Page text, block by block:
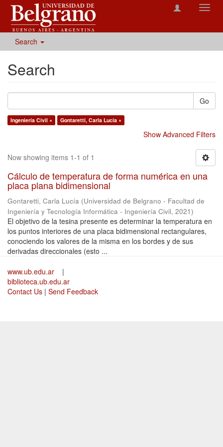
Search
Search
Go
Ingeniería Civil × Gontaretti, Carla Lucía ×
Show Advanced Filters
Now showing items 1-1 of 1
Cálculo de temperatura de forma numérica en una
placa plana bidimensional
Gontaretti, Carla Lucía (Universidad de Belgrano - Facultad de
Ingeniería y Tecnología Informática - Ingeniería Civil, 2021)
El objetivo de la tesina presente es determinar la temperatura en
los puntos interiores de una placa bidimensional rectangulares,
conociendo los valores de la misma en los bordes y de sus
derivadas direccionales (esto ...
www.ub.edu.ar
|
biblioteca.ub.edu.ar
Contact Us | Send Feedback